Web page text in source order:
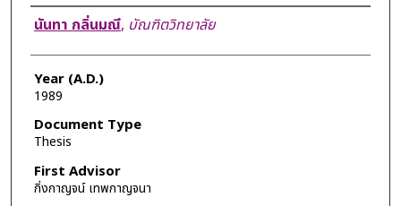
Author
นันทา กลิ่นมณี, บัณฑิตวิทยาลัย
Year (A.D.)
1989
Document Type
Thesis
First Advisor
กิ่งกาญจน์ เทพกาญจนา